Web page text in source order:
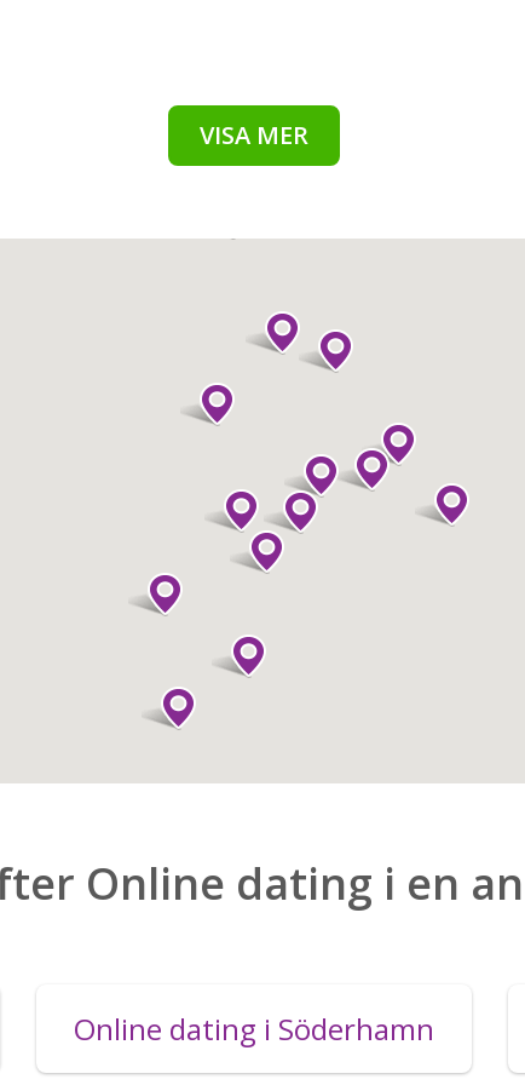
VISA MER
Online dating i en
Online dating i Söderhamn